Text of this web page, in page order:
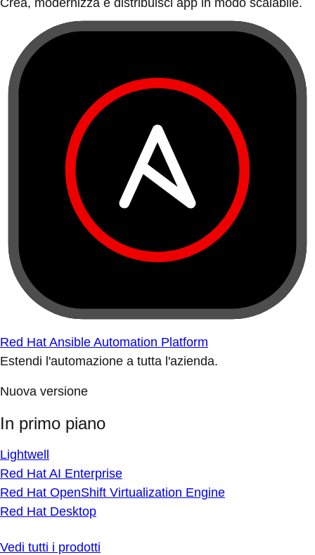
Crea, modernizza e distribuisci app in modo scalabile.
Red Hat Ansible Automation Platform
Estendi l'automazione a tutta l'azienda.
Nuova versione
In primo piano
Lightwell
Red Hat AI Enterprise
Red Hat OpenShift Virtualization Engine
Red Hat Desktop
Vedi tutti i prodotti